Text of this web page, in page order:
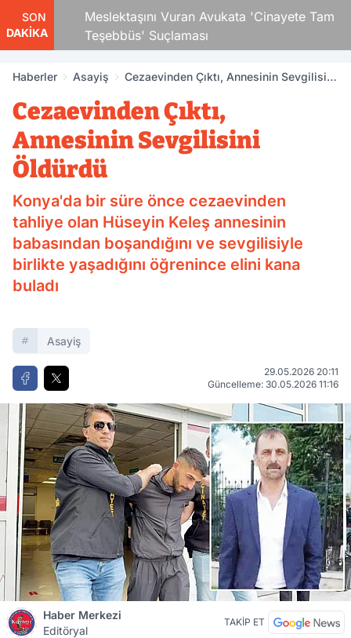
SON
DAKİKA
Meslektaşını Vuran Avukata 'Cinayete Tam
Teşebbüs' Suçlaması
Haberler Asayiş
Cezaevinden Çıktı, Annesinin Sevgilisini
Cezaevinden Çıktı,
Annesinin Sevgilisini
Öldürdü
Konya'da bir süre önce cezaevinden
tahliye olan Hüseyin Keleş annesinin
babasından boşandığını ve sevgilisiyle
birlikte yaşadığını öğrenince elini kana
buladı
Asayiş
29.05.2026 20:11
Güncelleme: 30.05.2026 11:16
Haber Merkezi
Editöryal
TAKİP ET